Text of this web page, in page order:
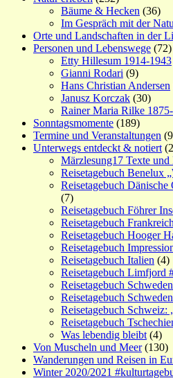
Bäume & Hecken (36)
Im Gespräch mit der
Orte und Landschaften in der
Personen und Lebenswege (72)
Etty Hillesum 1914-1943
Gianni Rodari (9)
Hans Christian Andersen
Janusz Korczak (30)
Rainer Maria Rilke
Sonntagsmomente (189)
Termine und Veranstaltungen
Unterwegs entdeckt & notiert
Märzlesung17 Texte
Reisetagebuch Benelux
Reisetagebuch Dänische
(7)
Reisetagebuch Föhrer
Reisetagebuch
Reisetagebuch Hooger
Reisetagebuch
Reisetagebuch Italien (4)
Reisetagebuch Limfjord
Reisetagebuch
Reisetagebuch
Reisetagebuch Schweiz:
Reisetagebuch
Was lebendig bleibt (4)
Von Muscheln und Meer(130)
Wanderungen und Reisen in
Winter 2020/2021